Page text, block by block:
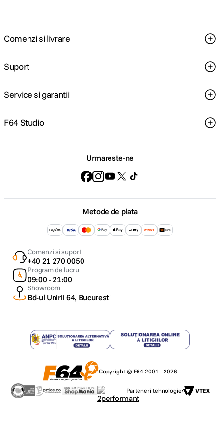
Comenzi si livrare
Suport
Service si garantii
F64 Studio
Urmareste-ne
Metode de plata
Comenzi si suport
+40 21 270 0050
Program de lucru
09:00 - 21:00
Showroom
Bd-ul Unirii 64, Bucuresti
Copyright © F64 2001 - 2026
Parteneri tehnologie: